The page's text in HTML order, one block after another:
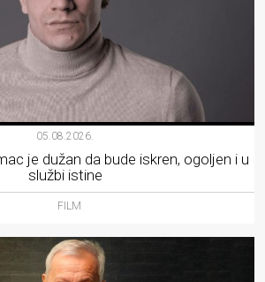
05.08.2026.
je dužan da bude iskren, ogoljen i u
službi istine
FILM